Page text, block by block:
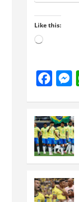
Like this:
Loading…
F
b
o
o
k
n
g
er